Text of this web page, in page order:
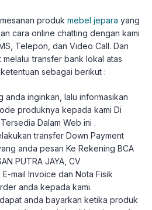
produk mebel jepara yang
cara online chatting dengan kami
Telepon, dan Video Call. Dan
transfer bank lokal atas
sebagai berikut :
anda inginkan, lalu informasikan
produknya kepada kami Di
Dalam Web ini .
transfer Down Payment
anda pesan Ke Rekening BCA
PUTRA JAYA, CV
mail Invoice dan Nota Fisik
anda kepada kami.
anda bayarkan ketika produk